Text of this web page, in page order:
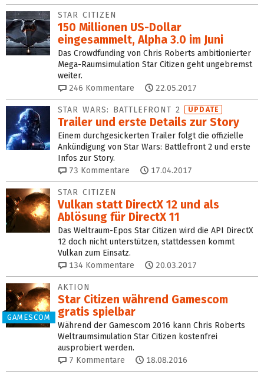
STAR CITIZEN
150 Millionen US-Dollar
eingesammelt, Alpha 3.0 im Juni
Das Crowdfunding von Chris Roberts ambitionierter
Mega-Raumsimulation Star Citizen geht ungebremst
weiter.
246 Kommentare 22.05.2017
STAR WARS: BATTLEFRONT 2 UPDATE
Trailer und erste Details zur Story
Einem durchgesickerten Trailer folgt die offizielle
Ankündigung von Star Wars: Battlefront 2 und erste
Infos zur Story.
73 Kommentare 17.04.2017
STAR CITIZEN
Vulkan statt DirectX 12 und als
Ablösung für DirectX 11
Das Weltraum-Epos Star Citizen wird die API DirectX
12 doch nicht unterstützen, stattdessen kommt
Vulkan zum Einsatz.
134 Kommentare 20.03.2017
GAMESCOM
AKTION
Star Citizen während Gamescom
gratis spielbar
Während der Gamescom 2016 kann Chris Roberts
Weltraumsimulation Star Citizen kostenfrei
ausprobiert werden.
7 Kommentare 18.08.2016